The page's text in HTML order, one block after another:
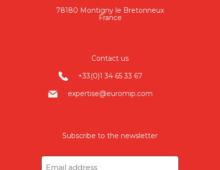
78180 Montigny le Bretonneux
France
Contact us
+33(0)1 34 65 33 67
expertise@euromip.com
Subscribe to the newsletter